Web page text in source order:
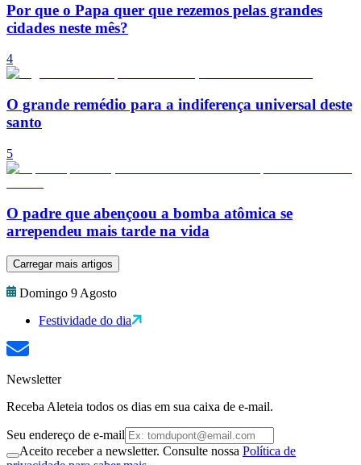
Por que o Papa quer que rezemos pelas grandes
cidades neste mês?
4
O grande remédio para a indiferença universal deste
santo
5
O padre que abençoou a bomba atômica se
arrependeu mais tarde na vida
Carregar mais artigos
Domingo 9 Agosto
Festividade do dia
Newsletter
Receba Aleteia todos os dias em sua caixa de e-mail.
Seu endereço de e-mail
Aceito receber a newsletter. Consulte nossa Política de